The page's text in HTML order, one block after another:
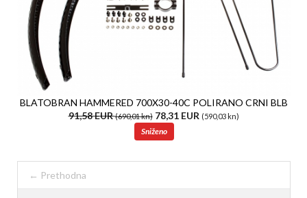
BLATOBRAN HAMMERED 700X30-40C POLIRANO CRNI BLB
91,58 EUR(690,01 kn)78,31 EUR (590,03 kn)
Sniženo
← Prethodna